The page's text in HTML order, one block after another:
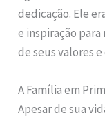
dedicação. Ele
e inspiração
de seus valores
A Família em
Apesar de sua